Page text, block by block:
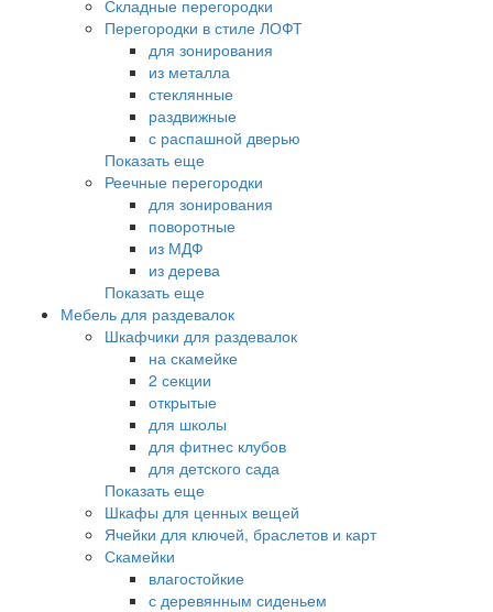
Складные перегородки
Перегородки в стиле ЛОФТ
для зонирования
из металла
стеклянные
раздвижные
с распашной дверью
Показать еще
Реечные перегородки
для зонирования
поворотные
из МДФ
из дерева
Показать еще
Мебель для раздевалок
Шкафчики для раздевалок
на скамейке
2 секции
открытые
для школы
для фитнес клубов
для детского сада
Показать еще
Шкафы для ценных вещей
Ячейки для ключей, браслетов и карт
Скамейки
влагостойкие
с деревянным сиденьем